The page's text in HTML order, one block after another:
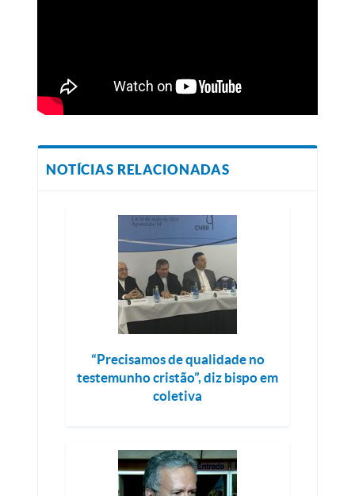
NOTÍCIAS RELACIONADAS
“Precisamos de qualidade no
testemunho cristão”, diz bispo em
coletiva